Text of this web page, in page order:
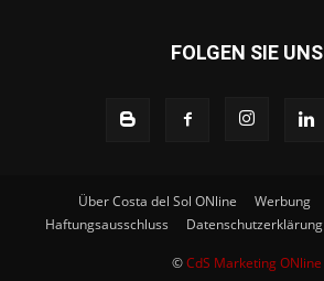
FOLGEN SIE UNS
Über Costa del Sol ONline Werbung
Haftungsausschluss
Datenschutzerklärung
©CdS Marketing ONline